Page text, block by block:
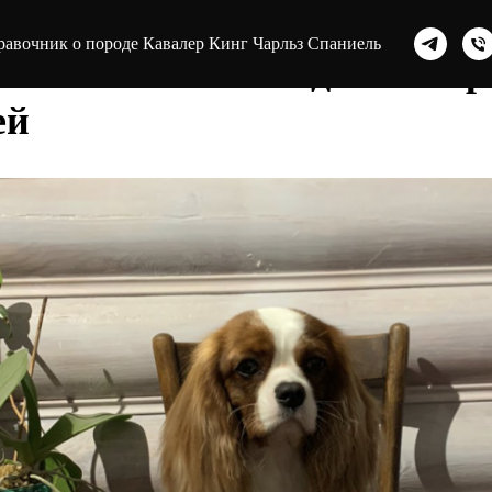
щенка.
и человека для
о породе Кавалер Кинг Чарльз Спаниель